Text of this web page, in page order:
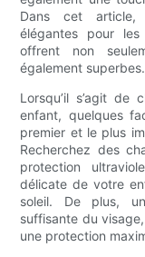
Dans cet article,
élégantes pour
offrent non
également superbes.
Lorsqu’il s’agit de
enfant, quelques
premier et le plus
Recherchez des
protection
délicate de votre
soleil. De plus,
suffisante du
une protection